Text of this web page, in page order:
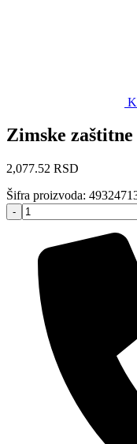
Zimske
2,077.52 RSD
Šifra proizvoda:
-